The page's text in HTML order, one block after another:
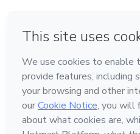
Hecho con❤ en Belo Horizonte
Conoce Hotmart